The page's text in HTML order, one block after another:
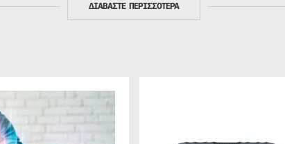
ΔΙΑΒΑΣΤΕ ΠΕΡΙΣΣΟΤΕΡΑ